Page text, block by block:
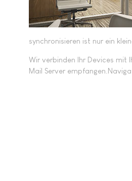
synchronisieren ist nur ein
Wir verbinden Ihr Devices mit
Mail Server